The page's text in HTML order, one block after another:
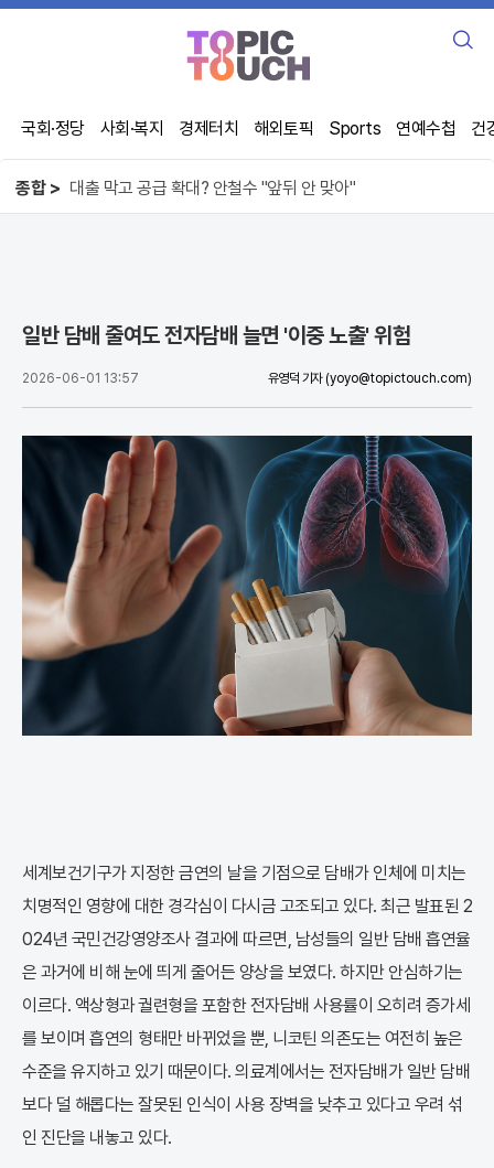
검
국회·정당 사회·복지 경제터치 해외토픽 Sports 연예수첩 건
종합 > 오뚜기 케챂 55년, 1인당 100개씩 먹었다
사기꾼이 주무른 제주 선거, 직원 강제 동원
일반 담배 줄여도 전자담배 늘면 '이중 노출' 위험
2026-06-01 13:57 유영덕 기자 (yoyo@topictouch.com)
세계보건기구가 지정한 금연의 날을 기점으로 담배가 인체에 미치는
치명적인 영향에 대한 경각심이 다시금 고조되고 있다. 최근 발표된 2
024년 국민건강영양조사 결과에 따르면, 남성들의 일반 담배 흡연율
은 과거에 비해 눈에 띄게 줄어든 양상을 보였다. 하지만 안심하기는
이르다. 액상형과 궐련형을 포함한 전자담배 사용률이 오히려 증가세
를 보이며 흡연의 형태만 바뀌었을 뿐, 니코틴 의존도는 여전히 높은
수준을 유지하고 있기 때문이다. 의료계에서는 전자담배가 일반 담배
보다 덜 해롭다는 잘못된 인식이 사용 장벽을 낮추고 있다고 우려 섞
인 진단을 내놓고 있다.